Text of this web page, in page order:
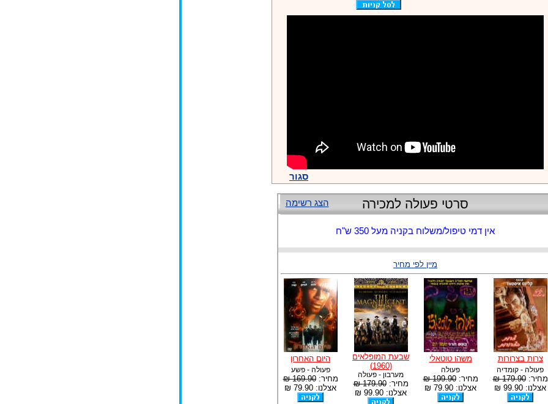
סגור
הצג רשימה סרטי פעולה למכירה
אין דמי טיפול/משלוח בקניה מעל 350 ש"ח
מיין לפי מחיר
צרות בצרורות
פעולה - קומדיה
מחיר:179.90 ₪
אצלנו: 99.90 ₪
משהו טוטאלי
פעולה
מחיר:199.90 ₪
אצלנו: 79.90 ₪
שבעת המופלאים
(1960)
מערבון - פעולה
מחיר:179.90 ₪
אצלנו: 99.90 ₪
היום האחרון
פעולה - פשע
מחיר:169.90 ₪
אצלנו: 79.90 ₪